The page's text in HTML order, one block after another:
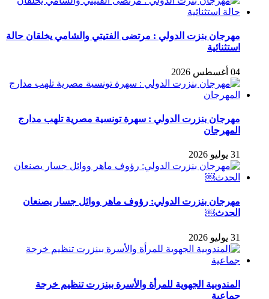
مهرجان بنزت الدولي : مرتضى الفتيتي والشامي يخلقان حالة
استثنائية
04 أغسطس 2026
مهرجان بنزرت الدولي : سهرة تونسية مصرية تلهب مدارج
المهرجان
31 يوليو 2026
مهرجان بنزرت الدولي: رؤوف ماهر ووائل جسار يصنعان
الحدث￼
31 يوليو 2026
المندوبية الجهوية للمرأة والأسرة ببنزرت تنظيم خرجة
جماعية